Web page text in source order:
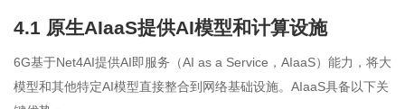
4.1 原生AIaaS提供AI模型和计算设施
6G基于Net4AI提供AI即服务（AI as a Service，AIaaS）能力，将大
模型和其他特定AI模型直接整合到网络基础设施。AIaaS具备以下关